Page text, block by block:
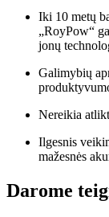
Iki 10 metų
„RoyPow“
jonų
Galimybių
Nereikia
Ilgesnis
mažesnės
Darome